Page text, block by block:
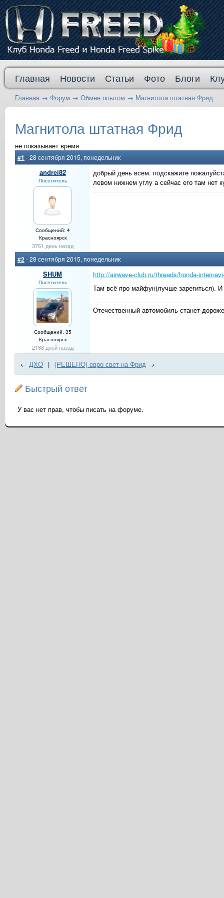
Главная Новости Статьи Фото Блоги
Главная → Форум → Обмен опытом → Магнитола штатная Фрид
Магнитола штатная Фрид
не показывает время
#1 - 28 сентября 2015, понедельник
andrei82
Посетитель
Сообщений: 4
Красноярск
3761 день назад
добрый день всем. подскажите
левом нижнем углу а сейчас его там нет
#2- 28 сентября 2015, понедельник
SHUM
Посетитель
Сообщений: 35
Красноярск
2188 дней назад
http://airwave-club.ru/threads/honda-
Там всё про майфун(лучше зарегиться).
Отечественный автомобиль станет
← ДХО | [РЕШЕНО] евро свет на Фрид →
Быстрый ответ
У вас нет прав, чтобы писать на форуме.